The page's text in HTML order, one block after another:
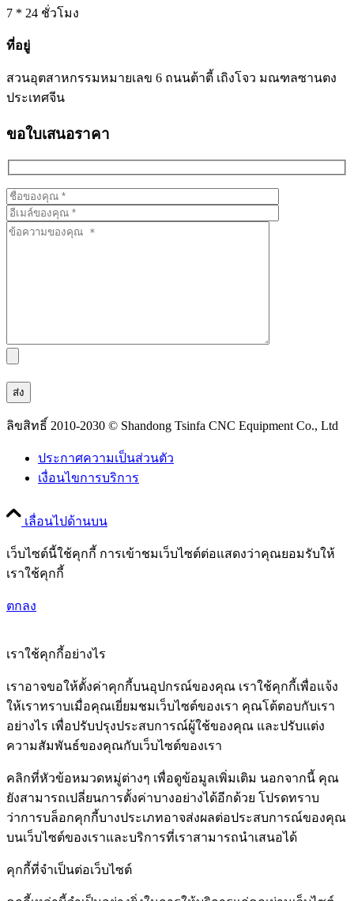
7 * 24 ชั่วโมง
ที่อยู่
สวนอุตสาหกรรมหมายเลข 6 ถนนต้าตี้ เถิงโจว มณฑลซานตง
ประเทศจีน
ขอใบเสนอราคา
ลิขสิทธิ์ 2010-2030 © Shandong Tsinfa CNC Equipment Co., Ltd
ประกาศความเป็นส่วนตัว
เงื่อนไขการบริการ
เลื่อนไปด้านบน
เว็บไซต์นี้ใช้คุกกี้ การเข้าชมเว็บไซต์ต่อแสดงว่าคุณยอมรับให้
เราใช้คุกกี้
ตกลง
เราใช้คุกกี้อย่างไร
เราอาจขอให้ตั้งค่าคุกกี้บนอุปกรณ์ของคุณ เราใช้คุกกี้เพื่อแจ้ง
ให้เราทราบเมื่อคุณเยี่ยมชมเว็บไซต์ของเรา คุณโต้ตอบกับเรา
อย่างไร เพื่อปรับปรุงประสบการณ์ผู้ใช้ของคุณ และปรับแต่ง
ความสัมพันธ์ของคุณกับเว็บไซต์ของเรา
คลิกที่หัวข้อหมวดหมู่ต่างๆ เพื่อดูข้อมูลเพิ่มเติม นอกจากนี้ คุณ
ยังสามารถเปลี่ยนการตั้งค่าบางอย่างได้อีกด้วย โปรดทราบ
ว่าการบล็อกคุกกี้บางประเภทอาจส่งผลต่อประสบการณ์ของคุณ
บนเว็บไซต์ของเราและบริการที่เราสามารถนำเสนอได้
คุกกี้ที่จำเป็นต่อเว็บไซต์